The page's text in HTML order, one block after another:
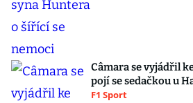
Câmara se vyjádřil
pojí se sedačkou u
F1 Sport